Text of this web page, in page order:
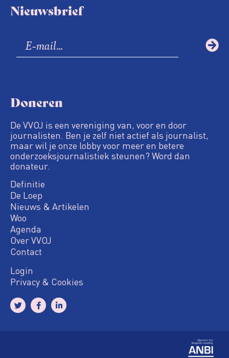
Nieuwsbrief
Doneren
De VVOJ is een vereniging van, voor en door
journalisten. Ben je zelf niet actief als journalist,
maar wil je onze lobby voor meer en betere
onderzoeksjournalistiek steunen? Word dan
donateur.
Definitie
De Loep
Nieuws & Artikelen
Woo
Agenda
Over VVOJ
Contact
Login
Privacy & Cookies